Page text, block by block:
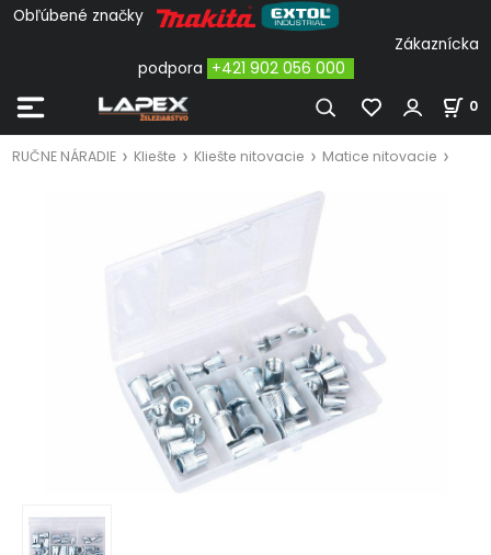
Obľúbené značky
Zákaznícka
podpora +421 902 056 000
0
RUČNE NÁRADIE Kliešte Kliešte nitovacie Matice nitovacie